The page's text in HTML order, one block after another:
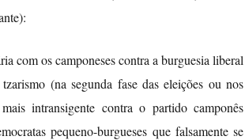
com os camponeses contra a burguesia liberal
(na segunda fase das eleições ou nos
intransigente contra o partido camponês
pequeno-burgueses que falsamente se